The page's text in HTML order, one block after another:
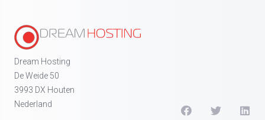
Dream Hosting
De Weide 50
3993 DX Houten
Nederland